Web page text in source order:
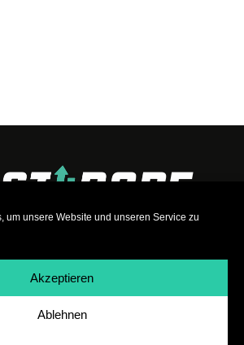
um unsere Website und unseren Service zu
Akzeptieren
Ablehnen
|Teilnahmebedingungen